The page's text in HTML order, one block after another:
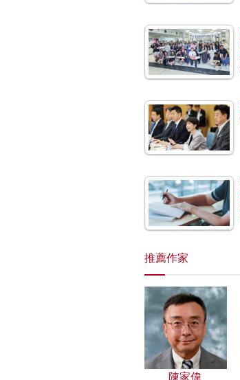
推薦作家
陳家偉